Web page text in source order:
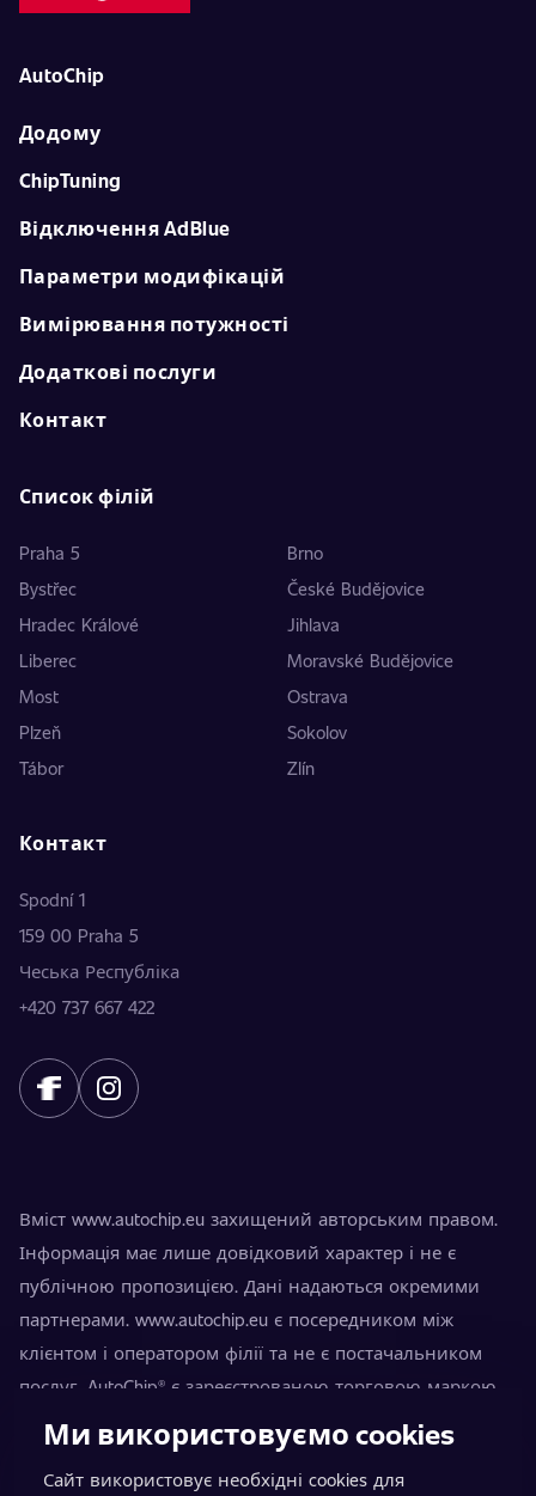
AutoChip
Додому
ChipTuning
Відключення AdBlue
Параметри модифікацій
Вимірювання потужності
Додаткові послуги
Контакт
Список філій
Praha 5
Brno
Bystřec
České Budějovice
Hradec Králové
Jihlava
Liberec
Moravské Budějovice
Most
Ostrava
Plzeň
Sokolov
Tábor
Zlín
Контакт
Spodní 1
159 00 Praha 5
Чеська Республіка
+420 737 667 422
Вміст www.autochip.eu захищений авторським правом.
Інформація має лише довідковий характер і не є
публічною пропозицією. Дані надаються окремими
партнерами. www.autochip.eu є посередником між
клієнтом і оператором філії та не є постачальником
послуг. AutoChip® є зареєстрованою торговою маркою
Петра Кучери. Модифікації, не позначені як Premium,
можуть призвести до технічної непридатності
транспортного засобу для руху дорогами загального
Ми використовуємо cookies
Сайт використовує необхідні cookies для